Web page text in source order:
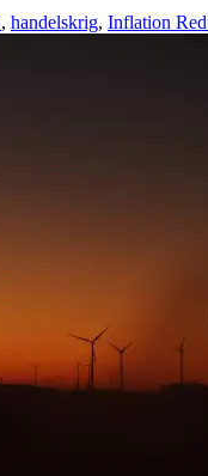
, handelskrig, Inflation